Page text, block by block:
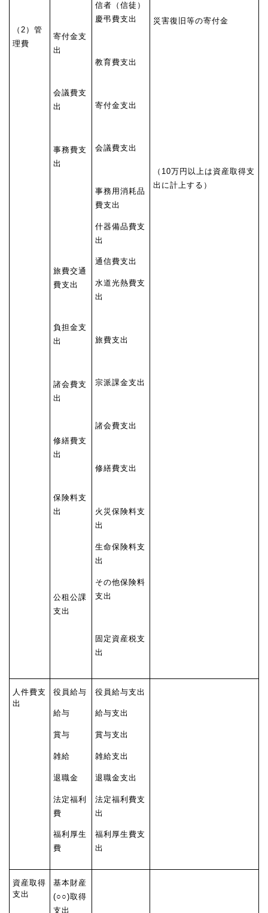
（2）管
理費
寄付金支
出
会議費支
出
事務費支
出
旅費交通
費支出
負担金支
出
諸会費支
出
修繕費支
出
保険料支
出
公租公課
支出
信者（信徒）
慶弔費支出
教育費支出
寄付金支出
会議費支出
事務用消耗品
費支出
什器備品費支
出
通信費支出
水道光熱費支
出
旅費支出
宗派課金支出
諸会費支出
修繕費支出
火災保険料支
出
生命保険料支
出
その他保険料
支出
固定資産税支
出
災害復旧等の寄付金
（10万円以上は資産取得支
出に計上する）
人件費支
出
役員給与
給与
賞与
雑給
退職金
法定福利
費
福利厚生
費
役員給与支出
給与支出
賞与支出
雑給支出
退職金支出
法定福利費支
出
福利厚生費支
出
資産取得
支出
基本財産
(○○)取得
支出